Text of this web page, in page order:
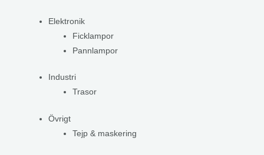
Elektronik
Ficklampor
Pannlampor
Industri
Trasor
Övrigt
Tejp & maskering